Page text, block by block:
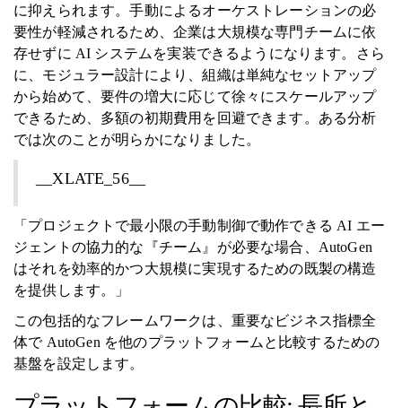
に抑えられます。手動によるオーケストレーションの必
要性が軽減されるため、企業は大規模な専門チームに依
存せずに AI システムを実装できるようになります。さら
に、モジュラー設計により、組織は単純なセットアップ
から始めて、要件の増大に応じて徐々にスケールアップ
できるため、多額の初期費用を回避できます。ある分析
では次のことが明らかになりました。
__XLATE_56__
「プロジェクトで最小限の手動制御で動作できる AI エー
ジェントの協力的な『チーム』が必要な場合、AutoGen
はそれを効率的かつ大規模に実現するための既製の構造
を提供します。」
この包括的なフレームワークは、重要なビジネス指標全
体で AutoGen を他のプラットフォームと比較するための
基盤を設定します。